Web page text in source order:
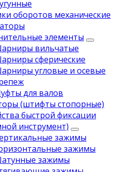
оборотов механические
элементы
вильчатые
сферические
угловые и осевые
для валов
(штифты стопорные)
быстрой фиксации
инструмент)
зажимы
зажимы
зажимы